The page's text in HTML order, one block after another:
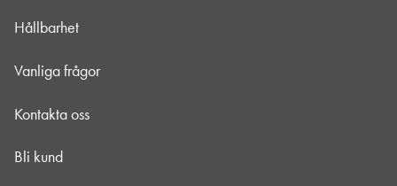
Hållbarhet
Vanliga frågor
Kontakta oss
Bli kund